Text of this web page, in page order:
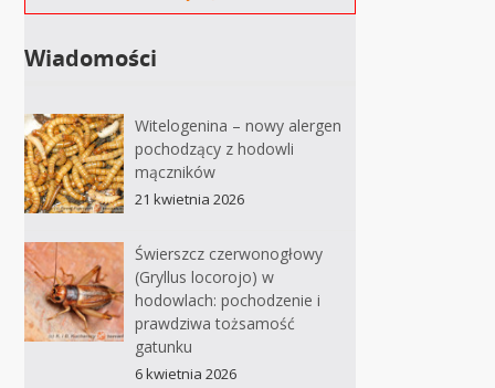
Wiadomości
Witelogenina – nowy alergen
pochodzący z hodowli
mączników
21 kwietnia 2026
Świerszcz czerwonogłowy
(Gryllus locorojo) w
hodowlach: pochodzenie i
prawdziwa tożsamość
gatunku
6 kwietnia 2026